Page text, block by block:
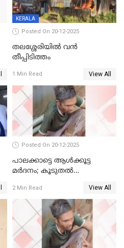
KERALA
Posted On 20-12-2025
തലശ്ശേരിയിൽ വൻ
തീപ്പിടിത്തം
1 Min Read View All
Posted On 20-12-2025
പാലക്കാട്ടെ ആള്‍ക്കൂട്ട
മര്‍ദനം; കൂടുതല്‍
അംഗ സംഘമെന്ന് വിവരം
2 Min Read View All